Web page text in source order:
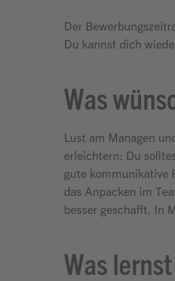
Der
Du kannst dich
Was
Lust am Managen
erleichtern: Du
gute kommunikative
das Anpacken im
besser geschafft. In
Was